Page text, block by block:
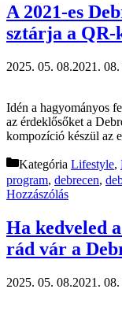
A 2021-es
sztárja a QR-
2025. 05. 08.2021. 08.
Idén a hagyományos
az érdeklősőket a
kompozíció készül az
Kategória Lifestyle,
program, debrecen,
Hozzászólás
Ha kedveled
rád vár a
2025. 05. 08.2021. 08.